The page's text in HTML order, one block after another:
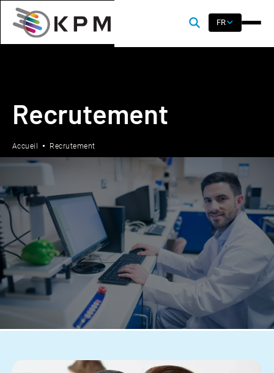
FR
Recrutement
Accueil Recrutement
Vous êtes un chercheur d'emploi
curieux, désireux d'aider les clients à
faire progresser leurs systèmes
automatisés et à intégrer des
technologies efficaces dans leur
entreprise ? Consultez nos offres
d'emploi et postulez !